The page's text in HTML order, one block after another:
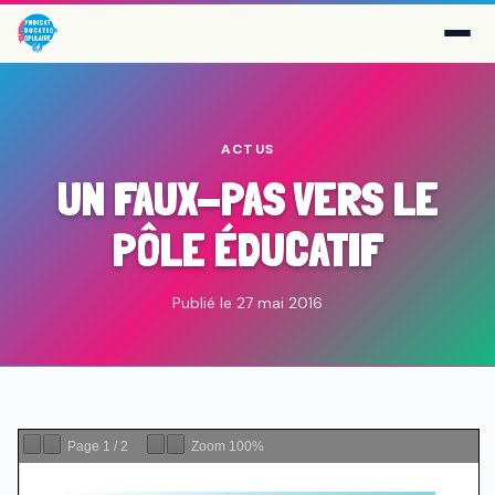
ACTUS
UN FAUX-PAS VERS LE
PÔLE ÉDUCATIF
Publié le 27 mai 2016
Page 1 / 2 Zoom 100%